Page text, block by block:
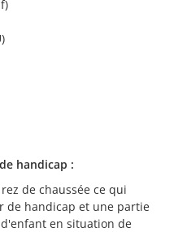
handicap :
de chaussée ce qui
de handicap et une partie
en situation de